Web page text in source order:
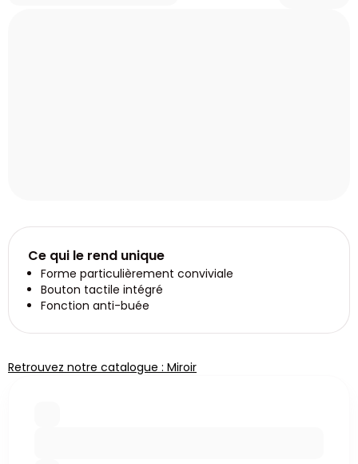
Ce qui le rend unique
Forme particulièrement conviviale
Bouton tactile intégré
Fonction anti-buée
Retrouvez notre catalogue : Miroir